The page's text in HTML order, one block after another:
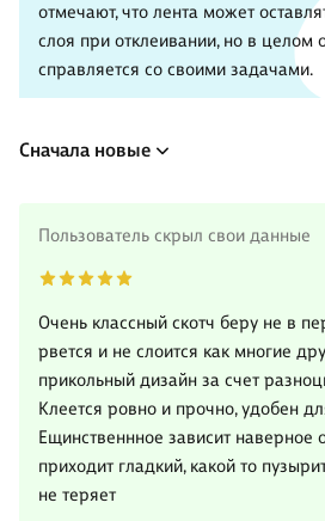
отмечают, что лента может
слоя при отклеивании, но в целом
справляется со своими задачами.
Сначала новые
Пользователь скрыл свои данные
Очень классный скотч беру не в
рвется и не слоится как многие
прикольный дизайн за счет
Клеется ровно и прочно, удобен
Ещинственнное зависит наверное
приходит гладкий, какой то
не теряет